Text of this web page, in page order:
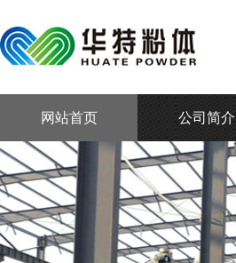
网站首页 公司简介